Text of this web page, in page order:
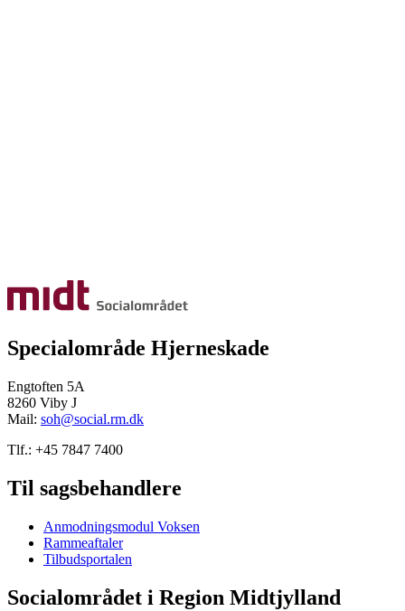
Specialområde Hjerneskade
Engtoften 5A
8260 Viby J
Mail: soh@social.rm.dk
Tlf.: +45 7847 7400
Til sagsbehandlere
Anmodningsmodul Voksen
Rammeaftaler
Tilbudsportalen
Socialområdet i Region Midtjylland